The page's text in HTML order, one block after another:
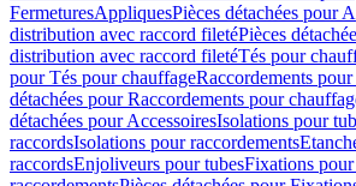
FermeturesAppliquesPièces détachées pour
distribution avec raccord filetéPièces
distribution avec raccord filetéTés pour
pour Tés pour chauffageRaccordements
détachées pour Raccordements pour
détachées pour AccessoiresIsolations pour
raccordsIsolations pour raccordements
raccordsEnjoliveurs pour tubesFixations pour